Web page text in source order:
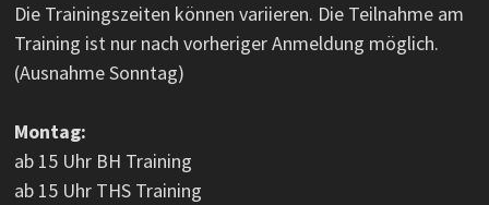
Die Trainingszeiten können variieren. Die Teilnahme am
Training ist nur nach vorheriger Anmeldung möglich.
(Ausnahme Sonntag)
Montag:
ab 15 Uhr BH Training
ab 15 Uhr THS Training